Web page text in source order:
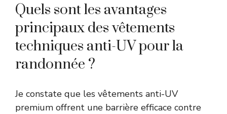
Quels sont les avantages
principaux des vêtements
techniques anti-UV pour la
randonnée ?
Je constate que les vêtements anti-UV
premium offrent une barrière efficace contre